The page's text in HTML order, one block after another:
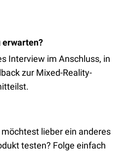
erwarten?
Interview im Anschluss, in
zur Mixed-Reality-
möchtest lieber ein anderes
testen? Folge einfach